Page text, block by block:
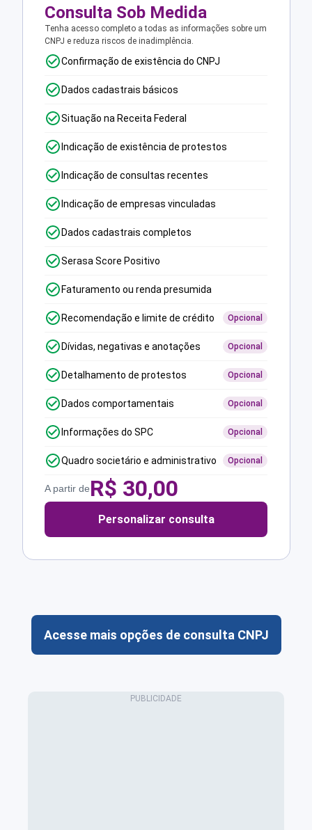
Consulta Sob Medida
Tenha acesso completo a todas as informações sobre um
CNPJ e reduza riscos de inadimplência.
Confirmação de existência do CNPJ
Dados cadastrais básicos
Situação na Receita Federal
Indicação de existência de protestos
Indicação de consultas recentes
Indicação de empresas vinculadas
Dados cadastrais completos
Serasa Score Positivo
Faturamento ou renda presumida
Recomendação e limite de crédito Opcional
Dívidas, negativas e anotações Opcional
Detalhamento de protestos Opcional
Dados comportamentais Opcional
Informações do SPC Opcional
Quadro societário e administrativo Opcional
A partir deR$ 30,00
Personalizar consulta
Acesse mais opções de consulta CNPJ